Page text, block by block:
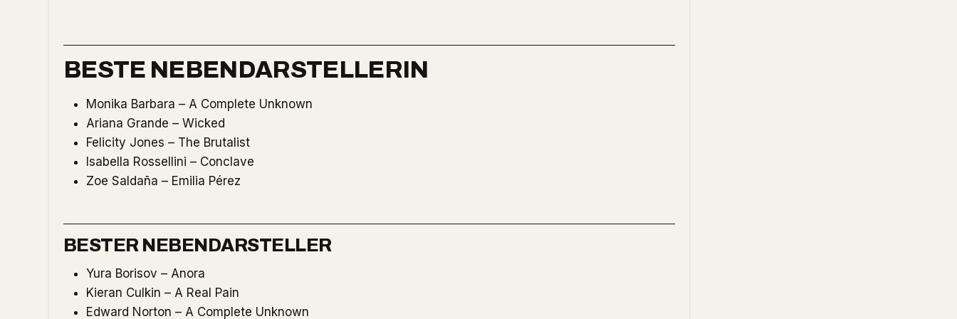
BESTE NEBENDARSTELLERIN
Monika Barbara – A Complete Unknown
Ariana Grande – Wicked
Felicity Jones – The Brutalist
Isabella Rossellini – Conclave
Zoe Saldaña – Emilia Pérez
BESTER NEBENDARSTELLER
Yura Borisov – Anora
Kieran Culkin – A Real Pain
Edward Norton – A Complete Unknown